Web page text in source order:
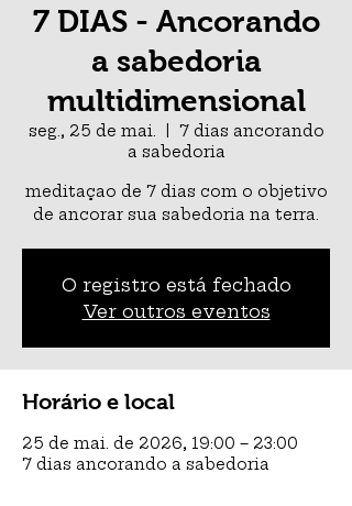
7 DIAS - Ancorando
a sabedoria
multidimensional
seg., 25 de mai.
7 dias ancorando
a sabedoria
meditaçao de 7 dias com o objetivo
de ancorar sua sabedoria na terra.
O registro está fechado
Ver outros eventos
Horário e local
25 de mai. de 2026, 19:00 – 23:00
7 dias ancorando a sabedoria